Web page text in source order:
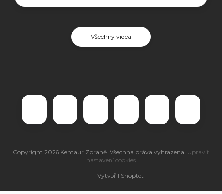
Všechny videa
Vytvořil Shoptet
Copyright 2026 Kentaur Zbraně. Všechna práva vyhrazena. Upravit
nastavení cookies